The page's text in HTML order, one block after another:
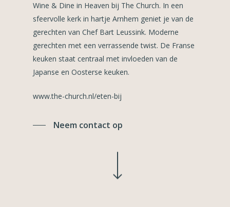
Wine & Dine in Heaven bij The Church. In een
sfeervolle kerk in hartje Arnhem geniet je van de
gerechten van Chef Bart Leussink. Moderne
gerechten met een verrassende twist. De Franse
keuken staat centraal met invloeden van de
Japanse en Oosterse keuken.
www.the-church.nl/eten-bij
Neem contact op